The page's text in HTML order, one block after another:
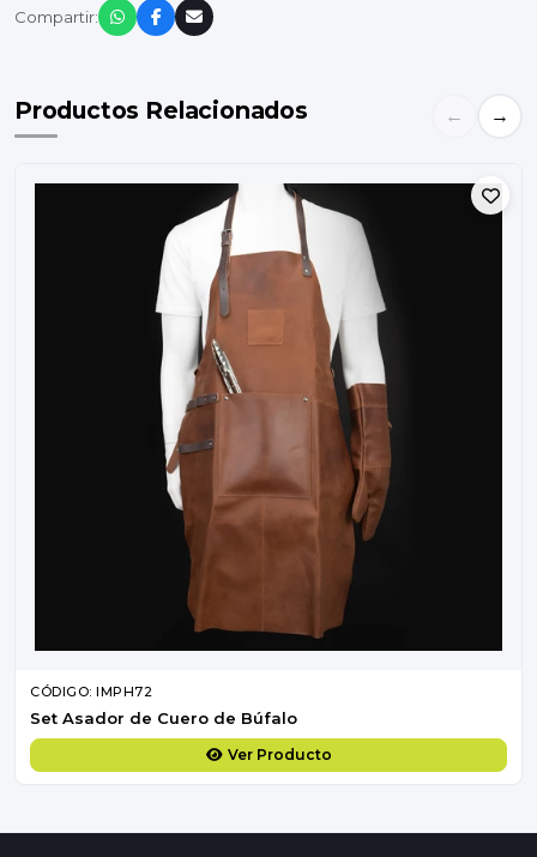
Compartir:
Productos Relacionados ← →
CÓDIGO: IMPH72
Set Asador de Cuero de Búfalo
Ver Producto